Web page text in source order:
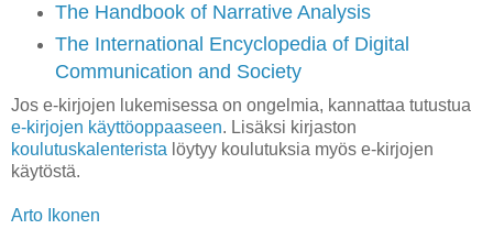
The Handbook of Narrative Analysis
The International Encyclopedia of Digital
Communication and Society
Jos e-kirjojen lukemisessa on ongelmia, kannattaa tutustua
e-kirjojen käyttöoppaaseen. Lisäksi kirjaston
koulutuskalenterista löytyy koulutuksia myös e-kirjojen
käytöstä.
Arto Ikonen